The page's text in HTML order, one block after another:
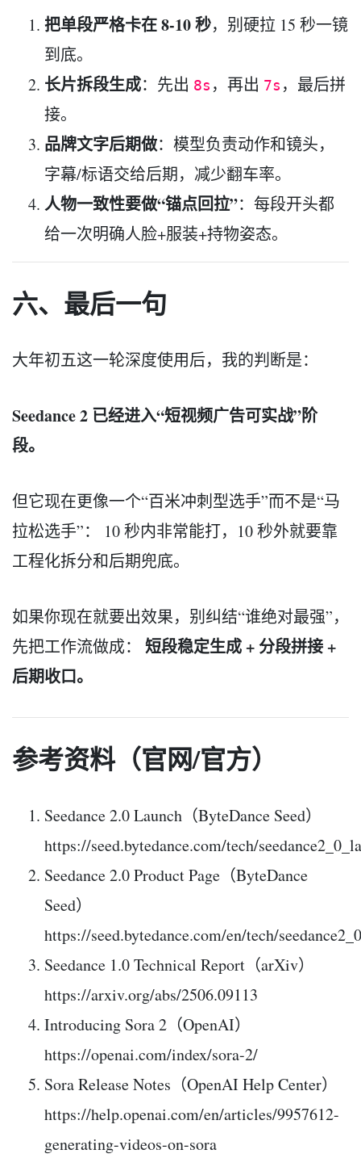
把单段严格卡在 8-10 秒，别硬拉 15 秒一镜
到底。
长片拆段生成：先出 8s ，再出 7s ，最后拼
接。
品牌文字后期做：模型负责动作和镜头，
字幕/标语交给后期，减少翻车率。
人物一致性要做“锚点回拉”：每段开头都
给一次明确人脸+服装+持物姿态。
六、最后一句
大年初五这一轮深度使用后，我的判断是：
Seedance 2 已经进入“短视频广告可实战”阶
段。
但它现在更像一个“百米冲刺型选手”而不是“马
拉松选手”： 10 秒内非常能打，10 秒外就要靠
工程化拆分和后期兜底。
如果你现在就要出效果，别纠结“谁绝对最强”，
先把工作流做成： 短段稳定生成 + 分段拼接 +
后期收口。
参考资料（官网/官方）
Seedance 2.0 Launch（ByteDance Seed）
https://seed.bytedance.com/tech/
Seedance 2.0 Product Page（ByteDance
Seed）
https://seed.bytedance.com/en/tech/seedance2_0
Seedance 1.0 Technical Report（arXiv）
https://arxiv.org/abs/2506.09113
Introducing Sora 2（OpenAI）
https://openai.com/index/sora-2/
Sora Release Notes（OpenAI Help Center）
https://help.openai.com/en/articles/9957612-
generating-videos-on-sora